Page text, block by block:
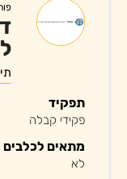
תפקיד
פקידי קבלה
מתאים לכלבים
לא